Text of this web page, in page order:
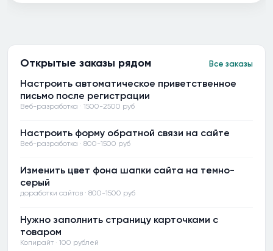
Открытые заказы рядом Все заказы
Настроить автоматическое приветственное
письмо после регистрации
Веб-разработка · 1500-2500 руб
Настроить форму обратной связи на сайте
Веб-разработка · 800-1500 руб
Изменить цвет фона шапки сайта на темно-
серый
доработки сайтов · 800-1500 руб
Нужно заполнить страницу карточками с
товаром
Копирайт · 100 рублей